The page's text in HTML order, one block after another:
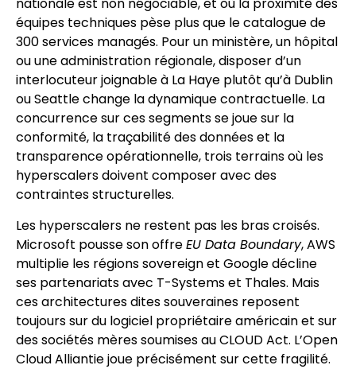
nationale est non négociable, et où la proximité des
équipes techniques pèse plus que le catalogue de
300 services managés. Pour un ministère, un hôpital
ou une administration régionale, disposer d’un
interlocuteur joignable à La Haye plutôt qu’à Dublin
ou Seattle change la dynamique contractuelle. La
concurrence sur ces segments se joue sur la
conformité, la traçabilité des données et la
transparence opérationnelle, trois terrains où les
hyperscalers doivent composer avec des
contraintes structurelles.
Les hyperscalers ne restent pas les bras croisés.
Microsoft pousse son offreEU Data Boundary, AWS
multiplie les régions sovereign et Google décline
ses partenariats avec T-Systems et Thales. Mais
ces architectures dites souveraines reposent
toujours sur du logiciel propriétaire américain et sur
des sociétés mères soumises au CLOUD Act. L’Open
Cloud Alliantie joue précisément sur cette fragilité.